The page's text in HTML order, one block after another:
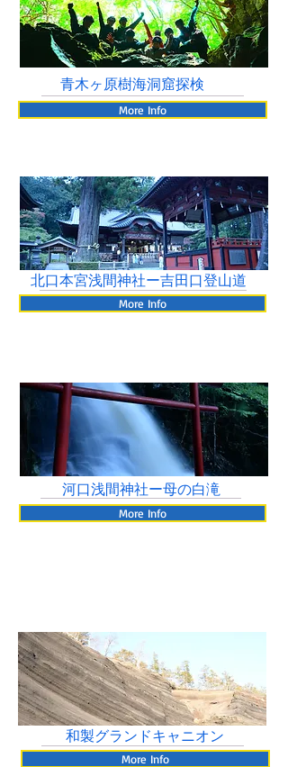
青木ヶ原樹海洞窟探検
More Info
北口本宮浅間神社ー吉田口登山道
More Info
河口浅間神社ー母の白滝
More Info
和製グランドキャニオン
More Info